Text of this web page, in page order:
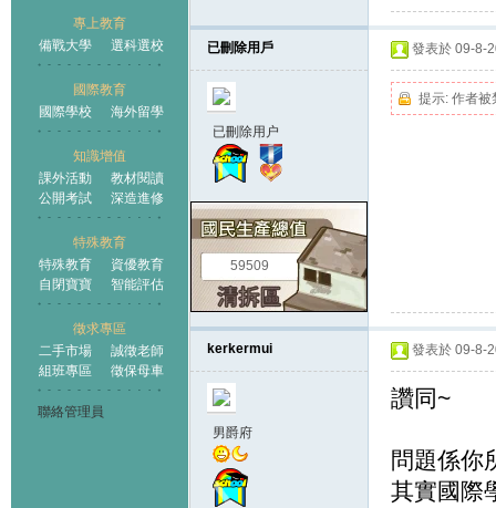
專上教育
備戰大學
選科選校
國際教育
國際學校
海外留學
知識增值
課外活動
教材閱讀
公開考試
深造進修
特殊教育
特殊教育
資優教育
自閉寶寶
智能評估
徵求專區
二手市場
誠徵老師
組班專區
徵保母車
聯絡管理員
已刪除用戶
已刪除用户
59509
發表於 09-8-
提示: 作者被
kerkermui
男爵府
發表於 09-8-
讚同~
問題係你
其實國際